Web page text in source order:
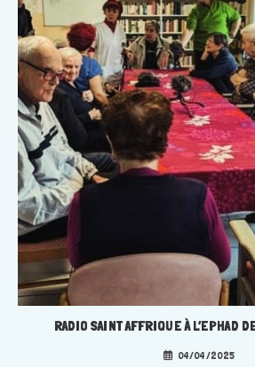
RADIO SAINT AFFRIQUE À L’EPHAD
04/04/2025